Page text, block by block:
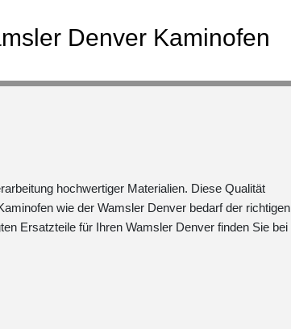
Denver Kaminofen
hochwertiger Materialien. Diese Qualität
wie der Wamsler Denver bedarf der richtigen
Ersatzteile für Ihren Wamsler Denver finden Sie bei